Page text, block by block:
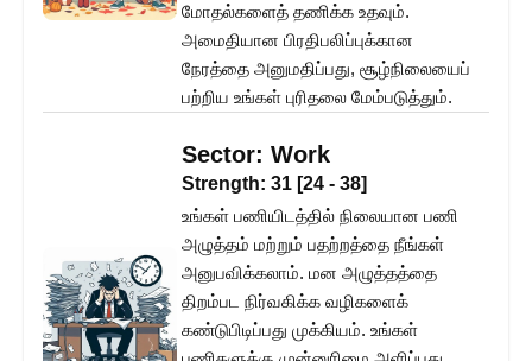
மோதல்களைத் தணிக்க உதவும்.
அமைதியான பிரதிபலிப்புக்கான
நேரத்தை அனுமதிப்பது, சூழ்நிலையைப்
பற்றிய உங்கள் புரிதலை மேம்படுத்தும்.
Sector: Work
Strength: 31 [24 - 38]
உங்கள் பணியிடத்தில் நிலையான பணி
அழுத்தம் மற்றும் பதற்றத்தை நீங்கள்
அனுபவிக்கலாம். மன அழுத்தத்தை
திறம்பட நிர்வகிக்க வழிகளைக்
கண்டுபிடிப்பது முக்கியம். உங்கள்